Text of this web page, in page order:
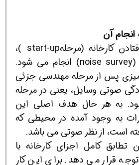
آن
درست پس از راه افتادن کارخانه (مرحلهstart-up )،
اولین ممیزی صوتی (noise survey) انجام می شود.
پس از مرحله مهندسی جزئی
صوتی وسایل، یعنی در مرحله
به هر حال هدف اصلی این
به وجود آمده در محیطی که
است، از نظر صوتی می باشد.
کامل اجزای کارخانه با
توجه قرار می دهد. برای این کار